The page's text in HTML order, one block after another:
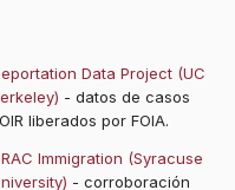
Data Project (UC
- datos de casos
liberados por FOIA.
Immigration (Syracuse
- corroboración